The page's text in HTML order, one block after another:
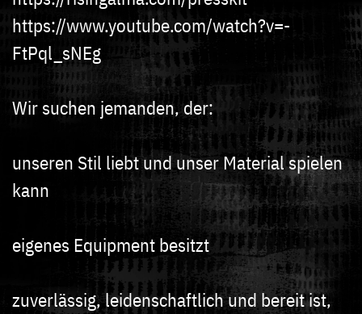
https://www.youtube.com/watch?v=-
FtPql_sNEg
Wir suchen jemanden, der:
unseren Stil liebt und unser Material spielen
kann
eigenes Equipment besitzt
zuverlässig, leidenschaftlich und bereit ist,